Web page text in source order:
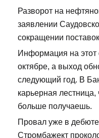
Разворот на
заявлении
сокращении
Информация на этот
октябре, а выход
следующий год. В
карьерная
больше получаешь.
Провал уже в дебюте
Стромбажект